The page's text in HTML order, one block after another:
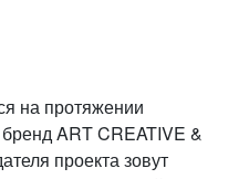
на протяжении
ART CREATIVE &
проекта зовут